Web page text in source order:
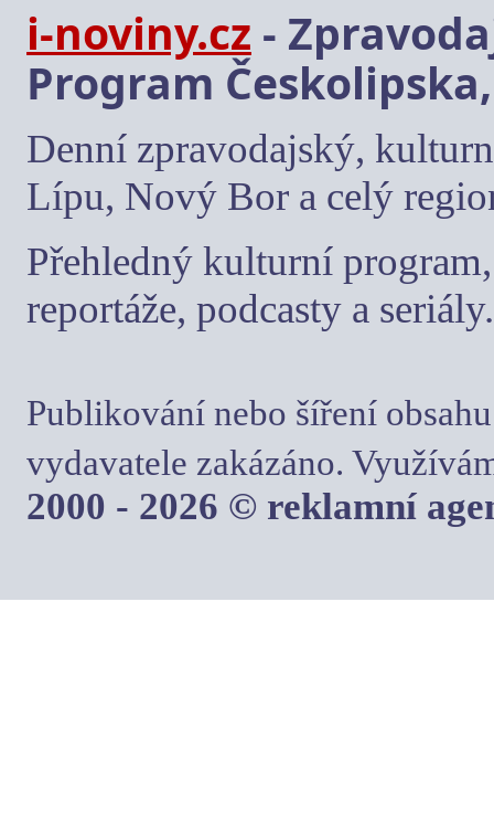
i-noviny.cz -
Program
Denní zpravodajský,
Lípu, Nový Bor a celý
Přehledný kulturní
reportáže, podcasty a seriály.
Publikování nebo šíření
vydavatele zakázáno.
2000 - 2026 © reklamní